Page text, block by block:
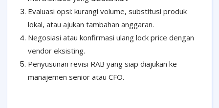
Evaluasi opsi: kurangi volume, substitusi produk
lokal, atau ajukan tambahan anggaran.
Negosiasi atau konfirmasi ulang lock price dengan
vendor eksisting.
Penyusunan revisi RAB yang siap diajukan ke
manajemen senior atau CFO.